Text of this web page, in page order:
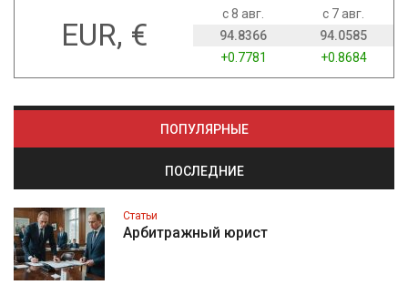
EUR, €
с 8 авг.
с 7 авг.
94.8366
94.0585
+0.7781
+0.8684
ПОПУЛЯРНЫЕ
ПОСЛЕДНИЕ
Статьи
Арбитражный юрист